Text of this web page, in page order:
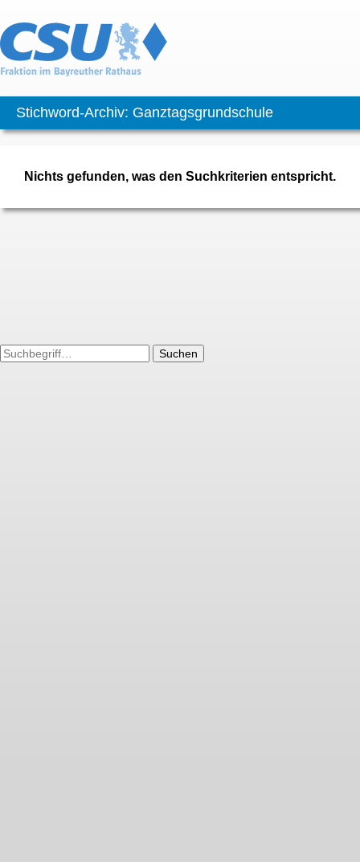
Stichword-Archiv: Ganztagsgrundschule
Nichts gefunden, was den Suchkriterien entspricht.
Suchen